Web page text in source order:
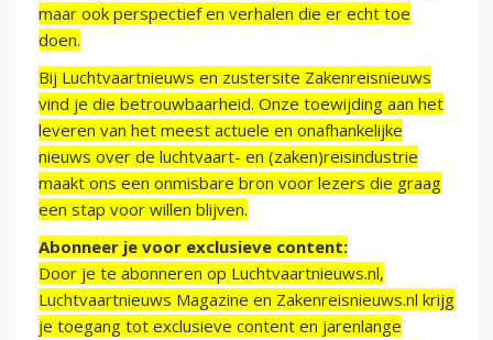
maar ook perspectief en verhalen die er echt toe
doen.
Bij Luchtvaartnieuws en zustersite Zakenreisnieuws
vind je die betrouwbaarheid. Onze toewijding aan het
leveren van het meest actuele en onafhankelijke
nieuws over de luchtvaart- en (zaken)reisindustrie
maakt ons een onmisbare bron voor lezers die graag
een stap voor willen blijven.
Abonneer je voor exclusieve content:
Door je te abonneren op Luchtvaartnieuws.nl,
Luchtvaartnieuws Magazine en Zakenreisnieuws.nl krijg
je toegang tot exclusieve content en jarenlange